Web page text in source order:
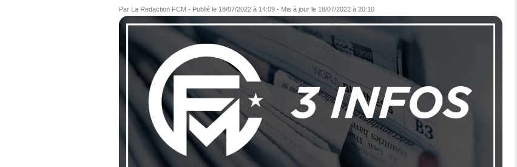
Par La Redaction FCM - Publié le 18/07/2022 à 14:09 - Mis à jour le 18/07/2022 à 20:10